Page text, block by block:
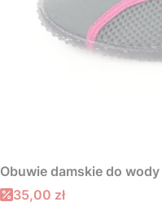
Obuwie damskie do
Cena promocyjna
35,00 zł